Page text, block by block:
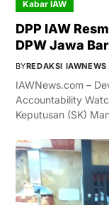
Kabar IAW
DPP IAW
DPW Jawa
BYREDAKSI IAWNEWS
IAWNews.com –
Accountability
Keputusan (SK)